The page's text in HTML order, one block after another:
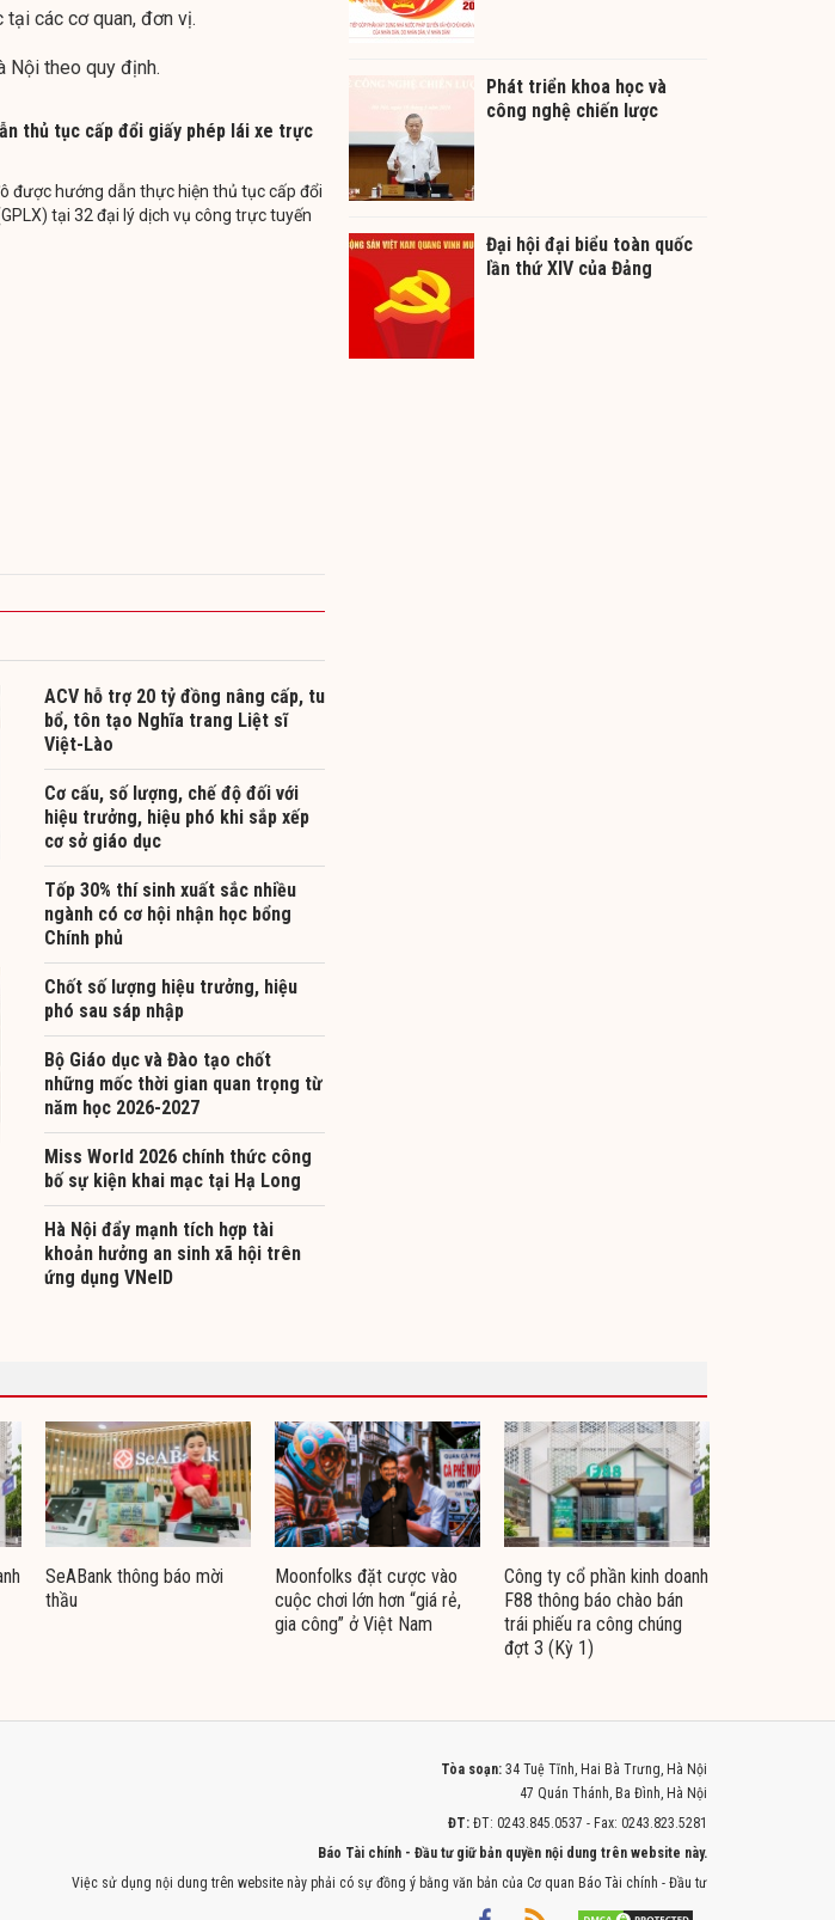
các cơ quan, đơn vị.
Nội theo quy định.
thủ tục cấp đổi giấy phép lái xe trực
được hướng dẫn thực hiện thủ tục cấp đổi
tại 32 đại lý dịch vụ công trực tuyến
ACV hỗ trợ 20 tỷ đồng nâng cấp, tu
bổ, tôn tạo Nghĩa trang Liệt sĩ
Việt-Lào
Cơ cấu, số lượng, chế độ đối với
hiệu trưởng, hiệu phó khi sắp xếp
cơ sở giáo dục
Tốp 30% thí sinh xuất sắc nhiều
ngành có cơ hội nhận học bổng
Chính phủ
Chốt số lượng hiệu trưởng, hiệu
phó sau sáp nhập
Bộ Giáo dục và Đào tạo chốt
những mốc thời gian quan trọng từ
năm học 2026-2027
Miss World 2026 chính thức công
bố sự kiện khai mạc tại Hạ Long
Hà Nội đẩy mạnh tích hợp tài
khoản hưởng an sinh xã hội trên
ứng dụng VNeID
Phát triển khoa học và
công nghệ chiến lược
Đại hội đại biểu toàn quốc
lần thứ XIV của Đảng
SeABank thông báo mời
thầu
Moonfolks đặt cược vào
cuộc chơi lớn hơn “giá rẻ,
gia công” ở Việt Nam
Công ty cổ phần kinh doanh
F88 thông báo chào bán
trái phiếu ra công chúng
đợt 3 (Kỳ 1)
Tòa soạn: 34 Tuệ Tĩnh, Hai Bà Trưng, Hà Nội
47 Quán Thánh, Ba Đình, Hà Nội
ĐT: ĐT: 0243.845.0537 - Fax: 0243.823.5281
Báo Tài chính - Đầu tư giữ bản quyền nội dung trên website này.
Việc sử dụng nội dung trên website này phải có sự đồng ý bằng văn bản của Cơ quan Báo Tài chính - Đầu tư